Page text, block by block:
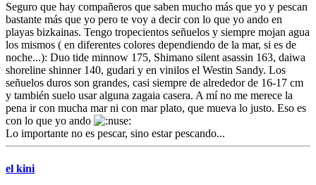
Seguro que hay compañeros que saben mucho más que yo y pescan
bastante más que yo pero te voy a decir con lo que yo ando en
playas bizkainas. Tengo tropecientos señuelos y siempre mojan agua
los mismos ( en diferentes colores dependiendo de la mar, si es de
noche...): Duo tide minnow 175, Shimano silent asassin 163, daiwa
shoreline shinner 140, gudari y en vinilos el Westin Sandy. Los
señuelos duros son grandes, casi siempre de alrededor de 16-17 cm
y también suelo usar alguna zagaia casera. A mí no me merece la
pena ir con mucha mar ni con mar plato, que mueva lo justo. Eso es
con lo que yo ando
Lo importante no es pescar, sino estar pescando...
el kini